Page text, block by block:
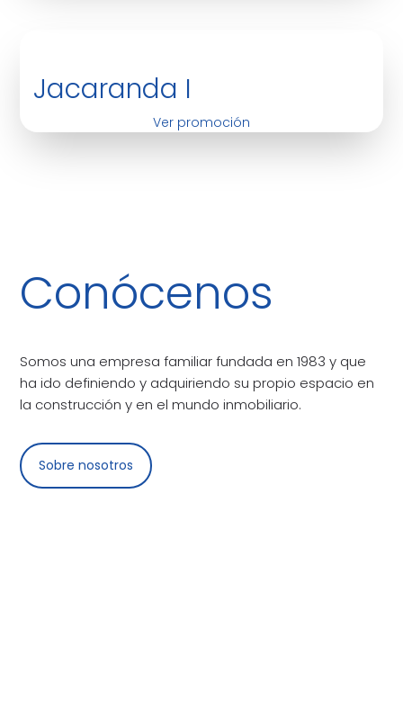
Jacaranda I
Ver promoción
Conócenos
Somos una empresa familiar fundada en 1983 y que
ha ido definiendo y adquiriendo su propio espacio en
la construcción y en el mundo inmobiliario.
Sobre nosotros